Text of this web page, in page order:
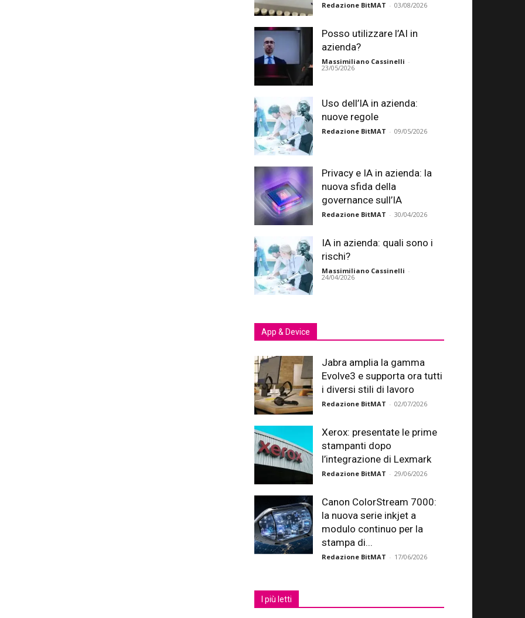
Redazione BitMAT - 03/08/2026
Posso utilizzare l’AI in
azienda?
Massimiliano Cassinelli -
23/05/2026
Uso dell’IA in azienda:
nuove regole
Redazione BitMAT - 09/05/2026
Privacy e IA in azienda: la
nuova sfida della
governance sull’IA
Redazione BitMAT - 30/04/2026
IA in azienda: quali sono i
rischi?
Massimiliano Cassinelli -
24/04/2026
App & Device
Jabra amplia la gamma
Evolve3 e supporta ora tutti
i diversi stili di lavoro
Redazione BitMAT - 02/07/2026
Xerox: presentate le prime
stampanti dopo
l’integrazione di Lexmark
Redazione BitMAT - 29/06/2026
Canon ColorStream 7000:
la nuova serie inkjet a
modulo continuo per la
stampa di...
Redazione BitMAT - 17/06/2026
I più letti